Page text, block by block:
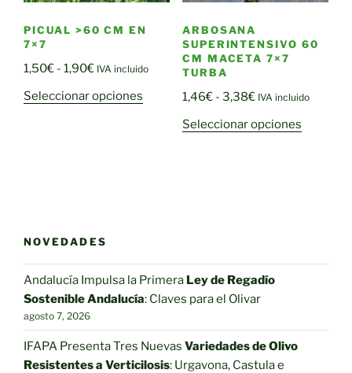
de
producto
página
PICUAL >60 CM EN
7×7
1,50€ - 1,90€Rango
precios:
IVA incluido
Seleccionar opciones
elegir
en
la
de
producto
ARBOSANA
SUPERINTENSIVO 60
CM MACETA 7×7
TURBA
1,46€ - 3,38€Rango
precios:
IVA incluido
Seleccionar opcionesEste
la
NOVEDADES
Andalucía Impulsa la Primera Ley de Regadío
Sostenible Andalucía: Claves para el Olivar
agosto 7, 2026
IFAPA Presenta Tres Nuevas Variedades de Olivo
Resistentes a Verticilosis: Urgavona, Castula e